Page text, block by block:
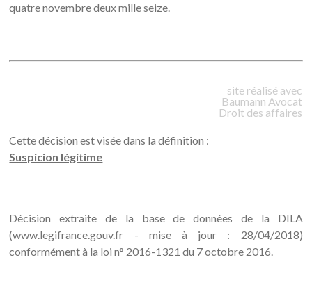
quatre novembre deux mille seize.
site réalisé avec
Baumann Avocat
Droit des affaires
Cette décision est visée dans la définition :
Suspicion légitime
Décision extraite de la base de données de la DILA
(www.legifrance.gouv.fr - mise à jour : 28/04/2018)
conformément à la loi n° 2016-1321 du 7 octobre 2016.